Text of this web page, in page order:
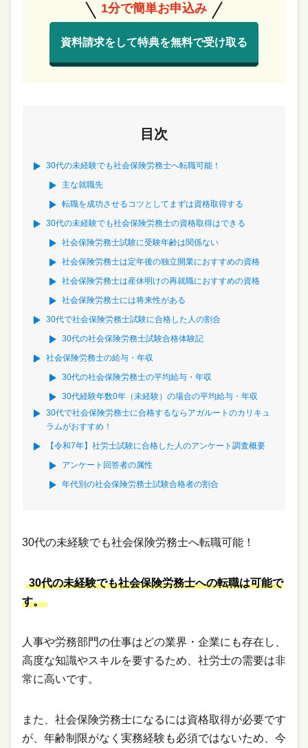
1分で簡単お申込み
資料請求をして特典を無料で受け取る
目次
30代の未経験でも社会保険労務士へ転職可能！
主な就職先
転職を成功させるコツとしてまずは資格取得する
30代の未経験でも社会保険労務士の資格取得はできる
社会保険労務士試験に受験年齢は関係ない
社会保険労務士は定年後の独立開業におすすめの資格
社会保険労務士は産休明けの再就職におすすめの資格
社会保険労務士には将来性がある
30代で社会保険労務士試験に合格した人の割合
30代の社会保険労務士試験合格体験記
社会保険労務士の給与・年収
30代の社会保険労務士の平均給与・年収
30代経験年数0年（未経験）の場合の平均給与・年収
30代で社会保険労務士に合格するならアガルートのカリキュ
ラムがおすすめ！
【令和7年】社労士試験に合格した人のアンケート調査概要
アンケート回答者の属性
年代別の社会保険労務士試験合格者の割合
30代の未経験でも社会保険労務士へ転職可能！
30代の未経験でも社会保険労務士への転職は可能で
す。
人事や労務部門の仕事はどの業界・企業にも存在し、
高度な知識やスキルを要するため、社労士の需要は非
常に高いです。
また、社会保険労務士になるには資格取得が必要です
が、年齢制限がなく実務経験も必須ではないため、今